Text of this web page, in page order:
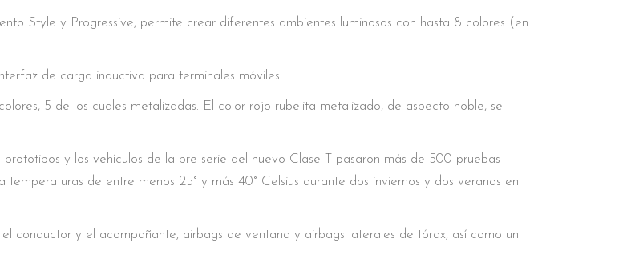
Style y Progressive, permite crear diferentes ambientes luminosos con hasta 8 colores (en
de carga inductiva para terminales móviles.
5 de los cuales metalizadas. El color rojo rubelita metalizado, de aspecto noble, se
prototipos y los vehículos de la pre-serie del nuevo Clase T pasaron más de 500 pruebas
de entre menos 25° y más 40° Celsius durante dos inviernos y dos veranos en
conductor y el acompañante, airbags de ventana y airbags laterales de tórax, así como un